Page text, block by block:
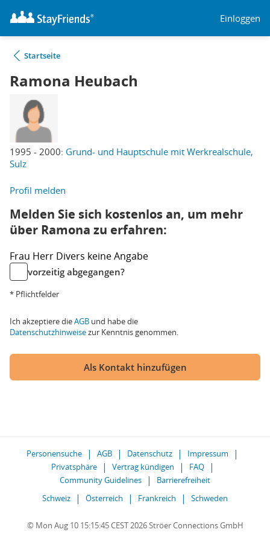
Einloggen
Startseite
Ramona Heubach
1995 - 2000: Grund- und Hauptschule mit Werkrealschule,
Sulz
Profil melden
Melden Sie sich kostenlos an, um mehr
über Ramona zu erfahren:
Frau Herr Divers keine Angabe
vorzeitig abgegangen?
* Pflichtfelder
Ich akzeptiere dieAGB und habe die
Datenschutzhinweisezur Kenntnis genommen.
Als Kontakt hinzufügen
Personensuche AGB Datenschutz
Impressum
Privatsphäre
Vertrag kündigen
FAQ
Community Guidelines
Barrierefreiheit
Schweiz
Österreich Frankreich Schweden
© Mon Aug 10 15:15:45 CEST 2026 Ströer Connections GmbH